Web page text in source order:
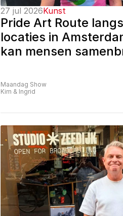
27 jul 2026Kunst
Pride Art Route
locaties in
kan mensen
Maandag Show
Kim & Ingrid